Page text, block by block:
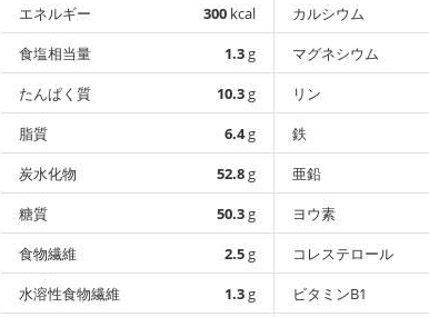
エネルギー 300 kcal
食塩相当量
1.3g
たんぱく質
10.3g
脂質
6.4g
炭水化物
52.8g
糖質
50.3g
食物繊維
2.5g
水溶性食物繊維
1.3g
カルシウム
マグネシウム
リン
鉄
亜鉛
ヨウ素
コレステロール
ビタミンB1